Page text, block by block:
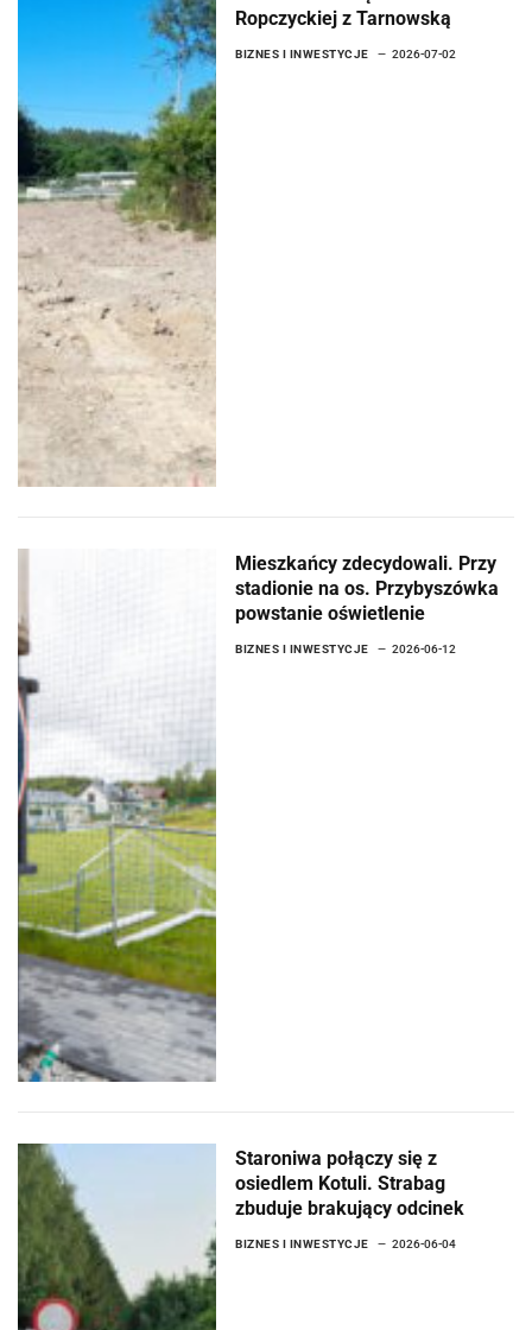
Ropczyckiej z Tarnowską
BIZNES I INWESTYCJE 2026-07-02
Mieszkańcy zdecydowali. Przy
stadionie na os. Przybyszówka
powstanie oświetlenie
BIZNES I INWESTYCJE 2026-06-12
Staroniwa połączy się z
osiedlem Kotuli. Strabag
zbuduje brakujący odcinek
BIZNES I INWESTYCJE 2026-06-04